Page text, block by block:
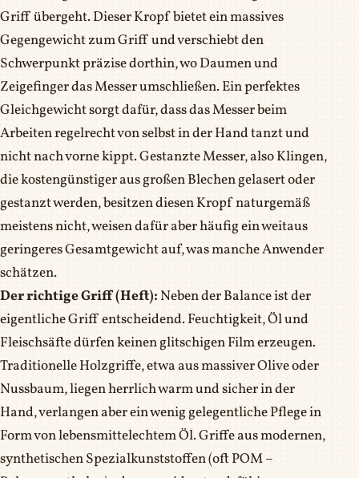
Griff übergeht. Dieser Kropf bietet ein massives
Gegengewicht zum Griff und verschiebt den
Schwerpunkt präzise dorthin, wo Daumen und
Zeigefinger das Messer umschließen. Ein perfektes
Gleichgewicht sorgt dafür, dass das Messer beim
Arbeiten regelrecht von selbst in der Hand tanzt und
nicht nach vorne kippt. Gestanzte Messer, also Klingen,
die kostengünstiger aus großen Blechen gelasert oder
gestanzt werden, besitzen diesen Kropf naturgemäß
meistens nicht, weisen dafür aber häufig ein weitaus
geringeres Gesamtgewicht auf, was manche Anwender
schätzen.
Der richtige Griff (Heft): Neben der Balance ist der
eigentliche Griff entscheidend. Feuchtigkeit, Öl und
Fleischsäfte dürfen keinen glitschigen Film erzeugen.
Traditionelle Holzgriffe, etwa aus massiver Olive oder
Nussbaum, liegen herrlich warm und sicher in der
Hand, verlangen aber ein wenig gelegentliche Pflege in
Form von lebensmittelechtem Öl. Griffe aus modernen,
synthetischen Spezialkunststoffen (oft POM –